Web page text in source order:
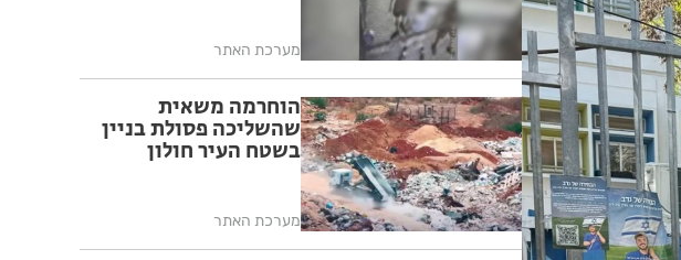
מערכת האתר
הוחרמה משאית
שהשליכה פסולת בניין
בשטח העיר חולון
מערכת האתר